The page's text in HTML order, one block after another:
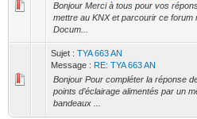
Bonjour Merci à tous pour vos
mettre au KNX et parcourir ce forum
Docum...
Sujet : TYA 663 AN
Message : RE: TYA 663 AN
Bonjour Pour compléter la réponse
points d’éclairage alimentés par un
bandeaux ...